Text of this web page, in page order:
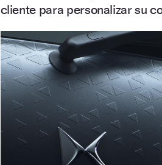
cliente para personalizar su